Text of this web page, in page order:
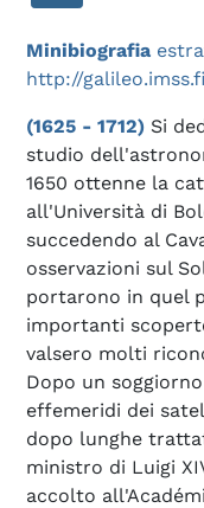
Minibiografia
http://
(1625 - 1712) Si
studio
1650 ottenne la
all'Università di
succedendo al
osservazioni sul
portarono in quel
importanti
valsero molti
Dopo un
effemeridi dei
dopo lunghe
ministro di Luigi
accolto